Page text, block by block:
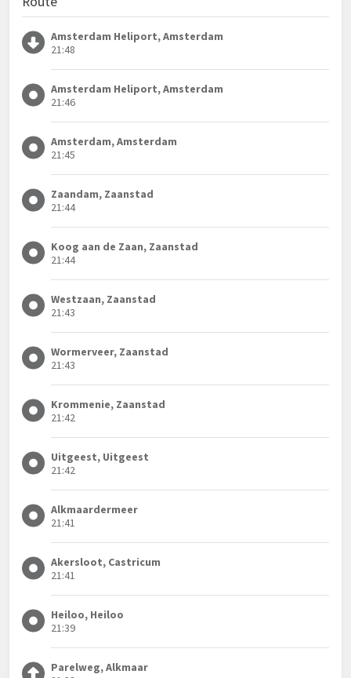
Amsterdam Heliport, Amsterdam
21:48
Amsterdam Heliport, Amsterdam
21:46
Amsterdam, Amsterdam
21:45
Zaandam, Zaanstad
21:44
Koog aan de Zaan, Zaanstad
21:44
Westzaan, Zaanstad
21:43
Wormerveer, Zaanstad
21:43
Krommenie, Zaanstad
21:42
Uitgeest, Uitgeest
21:42
Alkmaardermeer
21:41
Akersloot, Castricum
21:41
Heiloo, Heiloo
21:39
Parelweg, Alkmaar